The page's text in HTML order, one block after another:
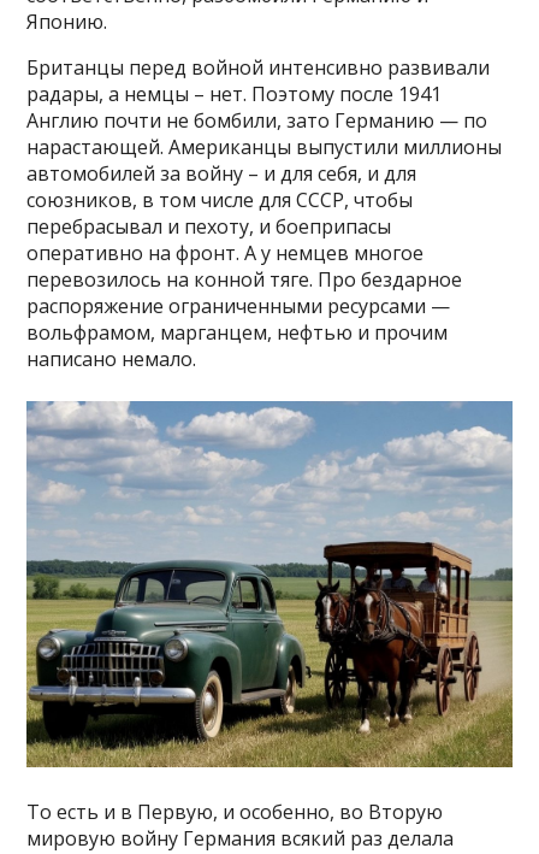
Японию.
Британцы перед войной интенсивно развивали
радары, а немцы – нет. Поэтому после 1941
Англию почти не бомбили, зато Германию — по
нарастающей. Американцы выпустили миллионы
автомобилей за войну – и для себя, и для
союзников, в том числе для СССР, чтобы
перебрасывал и пехоту, и боеприпасы
оперативно на фронт. А у немцев многое
перевозилось на конной тяге. Про бездарное
распоряжение ограниченными ресурсами —
вольфрамом, марганцем, нефтью и прочим
написано немало.
То есть и в Первую, и особенно, во Вторую
мировую войну Германия всякий раз делала